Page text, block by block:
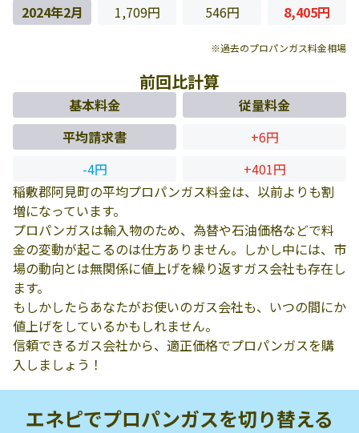
2024年2月
1,709円 546円 8,405円
※過去のプロパンガス料金相場
前回比計算
基本料金
従量料金
平均請求書
+6円
-4円
+401円
稲敷郡阿見町の平均プロパンガス料金は、以前よりも割
増になっています。
プロパンガスは輸入物のため、為替や石油価格などで料
金の変動が起こるのは仕方ありません。しかし中には、市
場の動向とは無関係に値上げを繰り返すガス会社も存在し
ます。
もしかしたらあなたがお使いのガス会社も、いつの間にか
値上げをしているかもしれません。
信頼できるガス会社から、適正価格でプロパンガスを購
入しましょう！
エネピでプロパンガスを切り替える